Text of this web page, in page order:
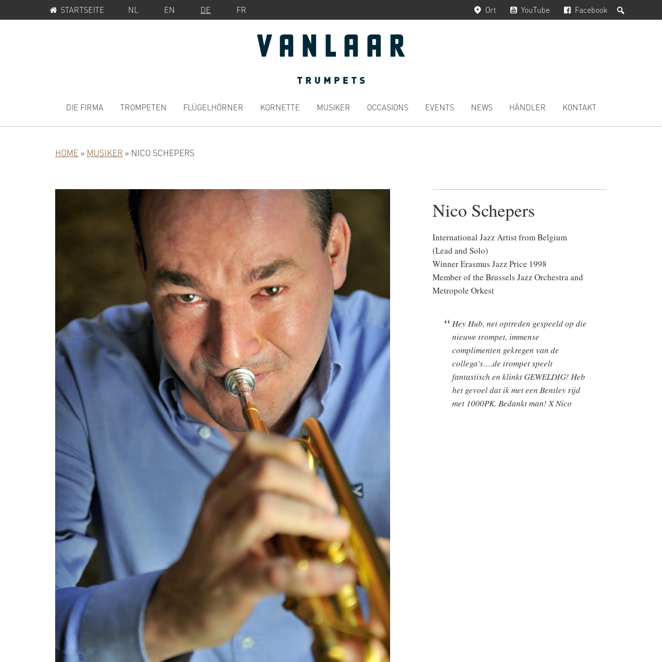
Hauptnavigation
Inhalt
MENÜ
STARTSEITE NL EN DE FR Facebook
YouTube
Ort
NAVIGATION
DIE FIRMA TROMPETEN FLÜGELHÖRNER KORNETTE MUSIKER OCCASIONS EVENTS NEWS HÄNDLER KONTAKT
HOME » MUSIKER » NICO SCHEPERS
Nico Schepers
International Jazz Artist from Belgium
(Lead and Solo)
Winner Erasmus Jazz Price 1998
Member of the Brussels Jazz Orchestra and
Metropole Orkest
Hey Hub, net optreden gespeeld op die
nieuwe trompet, immense
complimenten gekregen van de
collega’s….de trompet speelt
fantastisch en klinkt GEWELDIG! Heb
het gevoel dat ik met een Bentley rijd
met 1000PK. Bedankt man! X Nico